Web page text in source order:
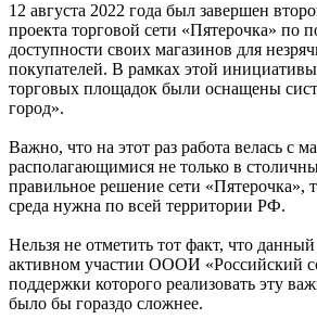
12 августа 2022 года был завершен
проекта торговой сети «Пятерочка» по
доступности своих магазинов для
покупателей. В рамках этой
торговых площадок были оснащены
город».
Важно, что на этот раз работа велась с
располагающимися не только в
правильное решение сети «Пятерочка»,
среда нужна по всей территории РФ.
Нельзя не отметить тот факт, что
активном участии ОООИ «Российский
поддержки которого реализовать эту
было бы гораздо сложнее.